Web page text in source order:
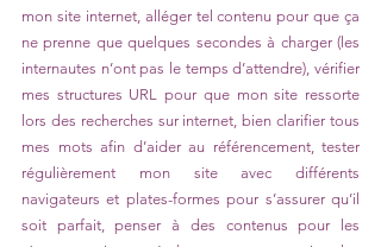
mon site internet, alléger tel contenu pour que ça
ne prenne que quelques secondes à charger (les
internautes n’ont pas le temps d’attendre), vérifier
mes structures URL pour que mon site ressorte
lors des recherches sur internet, bien clarifier tous
mes mots afin d’aider au référencement, tester
régulièrement mon site avec différents
navigateurs et plates-formes pour s’assurer qu’il
soit parfait, penser à des contenus pour les